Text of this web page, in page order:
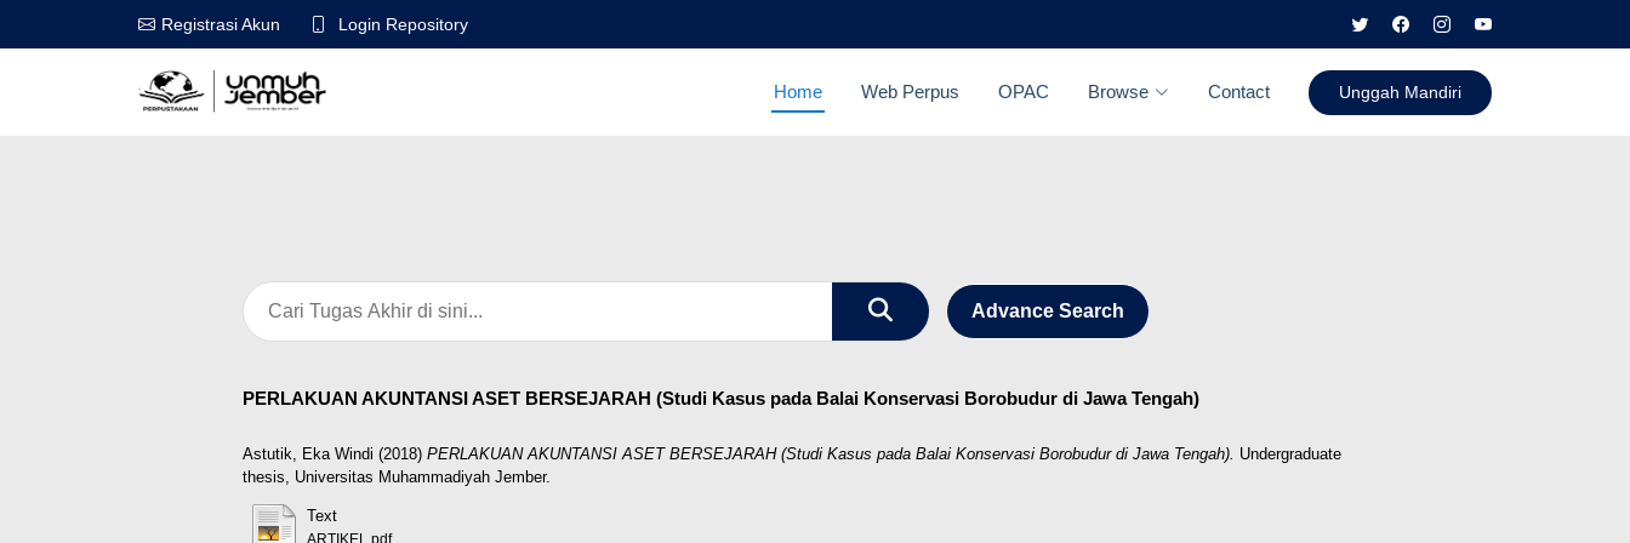
Registrasi Akun Login Repository
Home Web Perpus OPAC Browse Contact Unggah Mandiri
Advance Search
PERLAKUAN AKUNTANSI ASET BERSEJARAH (Studi Kasus pada Balai Konservasi Borobudur di Jawa Tengah)
Astutik, Eka Windi (2018) PERLAKUAN AKUNTANSI ASET BERSEJARAH (Studi Kasus pada Balai Konservasi Borobudur di Jawa Tengah). Undergraduate
thesis, Universitas Muhammadiyah Jember.
Text
ARTIKEL.pdf